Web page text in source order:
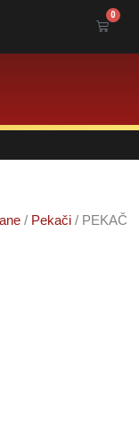
0
Cart
/ Pekači / PEKAČ